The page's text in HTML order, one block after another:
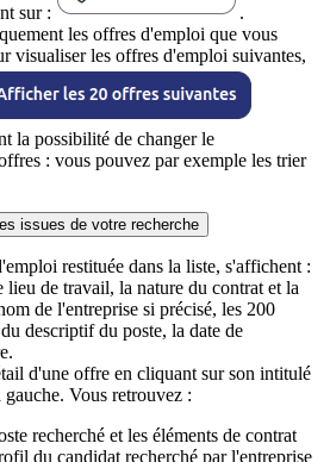
sur :
.
les offres d'emploi que vous
visualiser les offres d'emploi suivantes,
la possibilité de changer le
: vous pouvez par exemple les trier
issues de votre recherche
restituée dans la liste, s'affichent :
de travail, la nature du contrat et la
de l'entreprise si précisé, les 200
descriptif du poste, la date de
d'une offre en cliquant sur son intitulé
Vous retrouvez :
recherché et les éléments de contrat
du candidat recherché par l'entreprise